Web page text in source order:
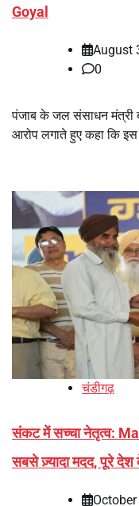
Goyal
August
0
पंजाब के जल संसाधन मंत्री
आरोप लगाते हुए कहा कि
चंडीगढ़
संकट में सच्चा नेतृत्व:
सबसे ज़्यादा मदद, पूरे देश